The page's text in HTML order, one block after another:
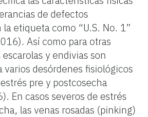
de defectos
etiqueta como “U.S. No. 1”
Así como para otras
y endivias son
varios desórdenes fisiológicos
pre y postcosecha
En casos severos de estrés
las venas rosadas (pinking)